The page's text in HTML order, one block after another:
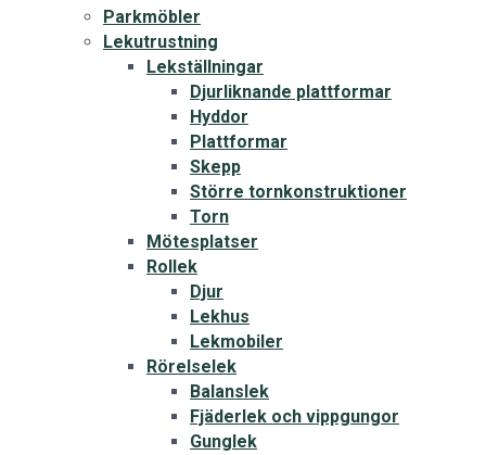
Parkmöbler
Lekutrustning
Lekställningar
Djurliknande plattformar
Hyddor
Plattformar
Skepp
Större tornkonstruktioner
Torn
Mötesplatser
Rollek
Djur
Lekhus
Lekmobiler
Rörelselek
Balanslek
Fjäderlek och vippgungor
Gunglek